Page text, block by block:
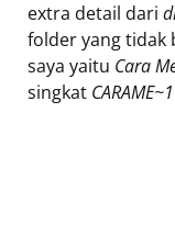
extra detail dari
folder yang tidak
saya yaitu Cara
singkat CARAME~1